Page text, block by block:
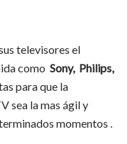
televisores el
como Sony, Philips,
para que la
sea la mas ágil y
momentos .